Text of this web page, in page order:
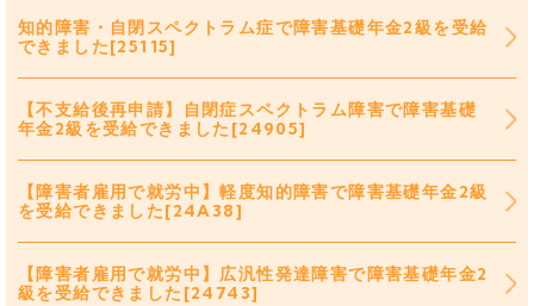
知的障害・自閉スペクトラム症で障害基礎年金2級を受給
できました[25115]
【不支給後再申請】自閉症スペクトラム障害で障害基礎
年金2級を受給できました[24905]
【障害者雇用で就労中】軽度知的障害で障害基礎年金2級
を受給できました[24A38]
【障害者雇用で就労中】広汎性発達障害で障害基礎年金2
級を受給できました[24743]